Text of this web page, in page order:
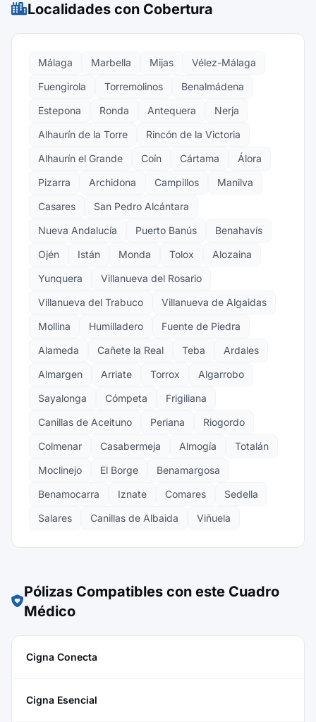
Localidades con Cobertura
Málaga Marbella Mijas
Vélez-Málaga
Fuengirola
Torremolinos
Benalmádena
Estepona
Ronda Antequera
Nerja
Alhaurín de la Torre
Rincón de la Victoria
Alhaurín el Grande
Coín Cártama
Álora
Pizarra
Archidona Campillos
Manilva
Casares
San Pedro Alcántara
Nueva Andalucía
Puerto Banús
Benahavís
Ojén
Istán Monda Tolox
Alozaina
Yunquera
Villanueva del Rosario
Villanueva del Trabuco
Villanueva de Algaidas
Mollina
Humilladero
Fuente de Piedra
Alameda
Cañete la Real Teba
Ardales
Almargen
Arriate Torrox
Algarrobo
Sayalonga
Cómpeta
Frigiliana
Canillas de Aceituno
Periana
Riogordo
Colmenar
Casabermeja Almogía
Totalán
Moclinejo
El Borge
Benamargosa
Benamocarra
Iznate Comares
Sedella
Salares
Canillas de Albaida Viñuela
Pólizas Compatibles con este Cuadro
Médico
Cigna Conecta
Cigna Esencial